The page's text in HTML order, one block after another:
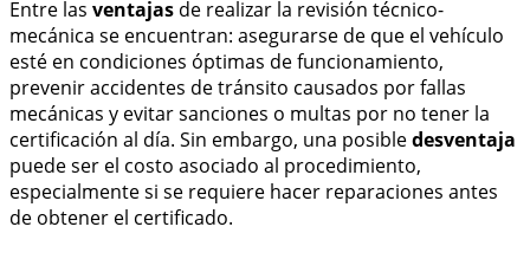
Entre las ventajas de realizar la revisión técnico-
mecánica se encuentran: asegurarse de que el vehículo
esté en condiciones óptimas de funcionamiento,
prevenir accidentes de tránsito causados por fallas
mecánicas y evitar sanciones o multas por no tener la
certificación al día. Sin embargo, una posibledesventaja
puede ser el costo asociado al procedimiento,
especialmente si se requiere hacer reparaciones antes
de obtener el certificado.